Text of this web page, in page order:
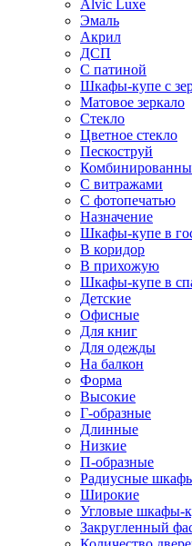
Alvic Luxe
Эмаль
Акрил
ДСП
С патиной
Шкафы-купе с
Матовое зеркало
Стекло
Цветное стекло
Пескоструй
С витражами
С фотопечатью
Назначение
Шкафы-купе в
В коридор
В прихожую
Шкафы-купе в
Детские
Офисные
Для книг
Для одежды
На балкон
Форма
Высокие
Г-образные
Длинные
Низкие
П-образные
Радиусные
Широкие
Угловые шкафы-
Закругленный